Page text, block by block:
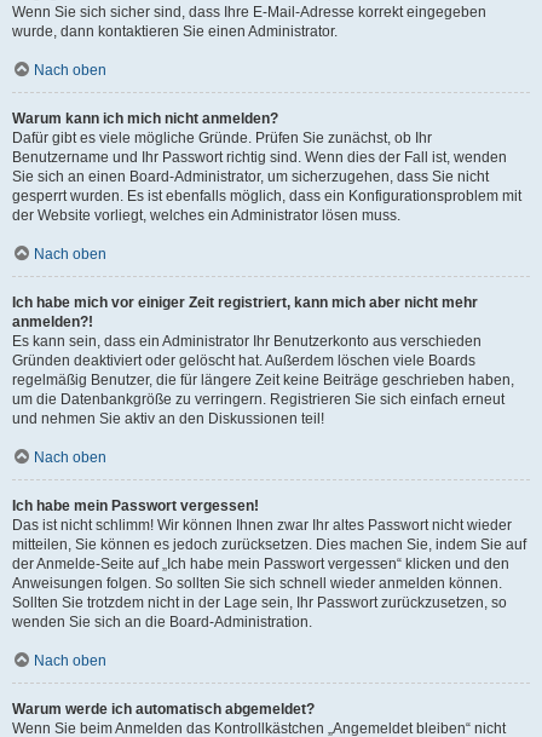
Wenn Sie sich sicher sind, dass Ihre E-Mail-Adresse korrekt eingegeben
wurde, dann kontaktieren Sie einen Administrator.
Nach oben
Warum kann ich mich nicht anmelden?
Dafür gibt es viele mögliche Gründe. Prüfen Sie zunächst, ob Ihr
Benutzername und Ihr Passwort richtig sind. Wenn dies der Fall ist, wenden
Sie sich an einen Board-Administrator, um sicherzugehen, dass Sie nicht
gesperrt wurden. Es ist ebenfalls möglich, dass ein Konfigurationsproblem mit
der Website vorliegt, welches ein Administrator lösen muss.
Nach oben
Ich habe mich vor einiger Zeit registriert, kann mich aber nicht mehr
anmelden?!
Es kann sein, dass ein Administrator Ihr Benutzerkonto aus verschieden
Gründen deaktiviert oder gelöscht hat. Außerdem löschen viele Boards
regelmäßig Benutzer, die für längere Zeit keine Beiträge geschrieben haben,
um die Datenbankgröße zu verringern. Registrieren Sie sich einfach erneut
und nehmen Sie aktiv an den Diskussionen teil!
Nach oben
Ich habe mein Passwort vergessen!
Das ist nicht schlimm! Wir können Ihnen zwar Ihr altes Passwort nicht wieder
mitteilen, Sie können es jedoch zurücksetzen. Dies machen Sie, indem Sie auf
der Anmelde-Seite auf „Ich habe mein Passwort vergessen“ klicken und den
Anweisungen folgen. So sollten Sie sich schnell wieder anmelden können.
Sollten Sie trotzdem nicht in der Lage sein, Ihr Passwort zurückzusetzen, so
wenden Sie sich an die Board-Administration.
Nach oben
Warum werde ich automatisch abgemeldet?
Wenn Sie beim Anmelden das Kontrollkästchen „Angemeldet bleiben“ nicht